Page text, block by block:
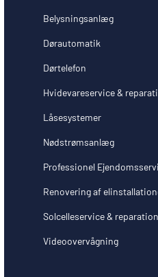
Belysningsanlæg
Dørautomatik
Dørtelefon
Hvidevareservice &
Låsesystemer
Nødstrømsanlæg
Professionel
Renovering af
Solcelleservice & reparation
Videoovervågning